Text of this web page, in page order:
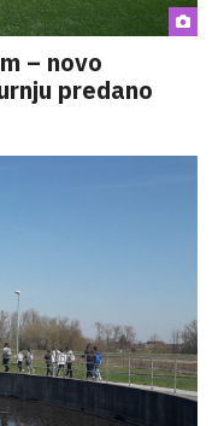
– novo
predano